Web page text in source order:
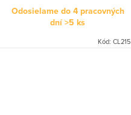
Odosielame do 4 pracovných
dní>5 ks
Kód: CL215